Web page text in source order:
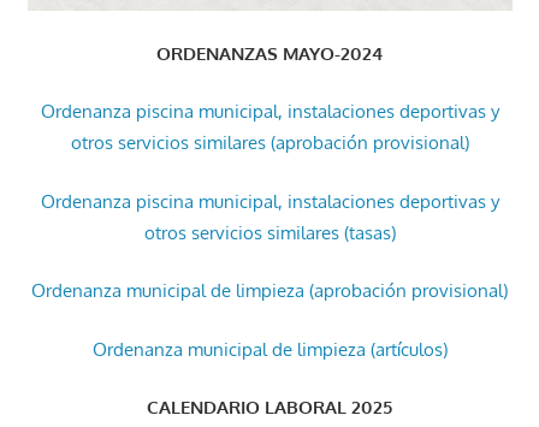
ORDENANZAS MAYO-2024
Ordenanza piscina municipal, instalaciones deportivas y
otros servicios similares (aprobación provisional)
Ordenanza piscina municipal, instalaciones deportivas y
otros servicios similares (tasas)
Ordenanza municipal de limpieza (aprobación provisional)
Ordenanza municipal de limpieza (artículos)
CALENDARIO LABORAL 2025